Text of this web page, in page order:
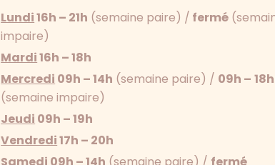
Lundi16h – 21h (semaine paire) / fermé
impaire)
Mardi16h – 18h
Mercredi 09h – 14h (semaine paire) / 09h –
(semaine impaire)
Jeudi 09h – 19h
Vendredi17h – 20h
Samedi 09h – 14h (semaine paire) / fermé